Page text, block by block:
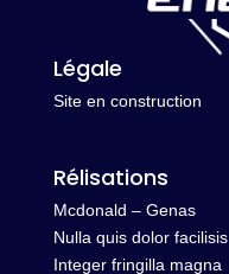
Légale
Site en construction
Rélisations
Mcdonald – Genas
Nulla quis dolor facilisis
Integer fringilla magna